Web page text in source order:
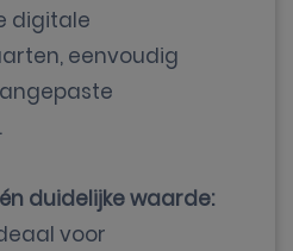
digitale
eenvoudig
duidelijke waarde:
voor